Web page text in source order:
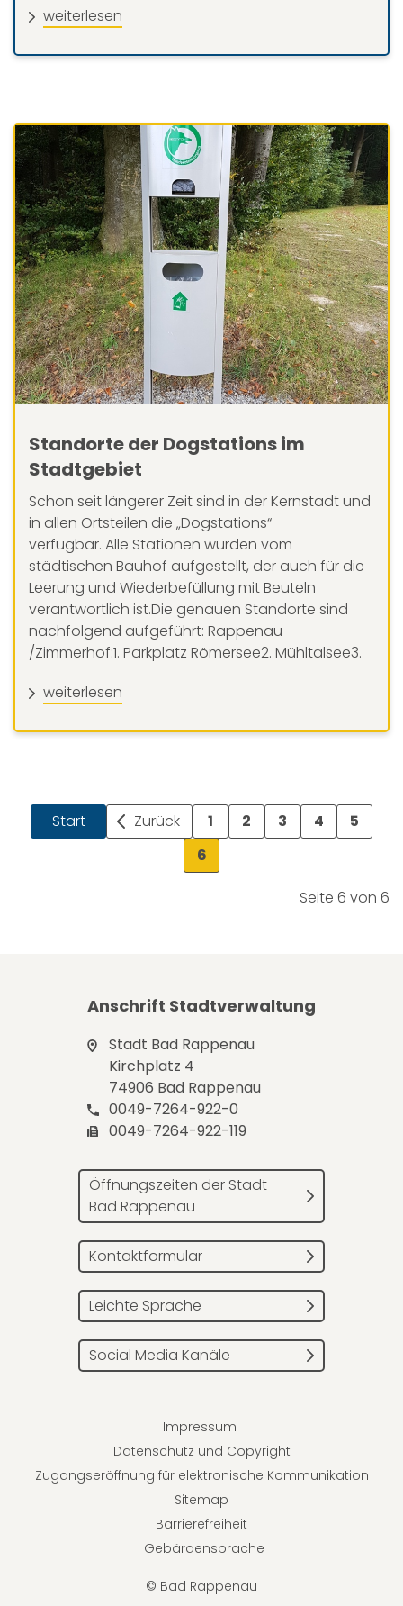
weiterlesen
Standorte der Dogstations im
Stadtgebiet
Schon seit längerer Zeit sind in der Kernstadt und
in allen Ortsteilen die „Dogstations“
verfügbar. Alle Stationen wurden vom
städtischen Bauhof aufgestellt, der auch für die
Leerung und Wiederbefüllung mit Beuteln
verantwortlich ist.Die genauen Standorte sind
nachfolgend aufgeführt: Rappenau
/Zimmerhof:1. Parkplatz Römersee2. Mühltalsee3.
weiterlesen
Start Zurück 1 2 3 4
5
6
Seite 6 von 6
Anschrift Stadtverwaltung
Stadt Bad Rappenau
Kirchplatz 4
74906 Bad Rappenau
0049-7264-922-0
0049-7264-922-119
Öffnungszeiten der Stadt
Bad Rappenau
Kontaktformular
Leichte Sprache
Social Media Kanäle
© Bad Rappenau
Impressum
Datenschutz und Copyright
Zugangseröffnung für elektronische Kommunikation
Sitemap
Barrierefreiheit
Gebärdensprache